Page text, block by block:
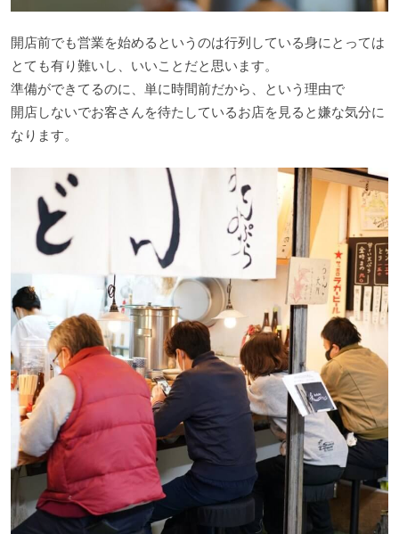
開店前でも営業を始めるというのは行列している身にとっては
とても有り難いし、いいことだと思います。
準備ができてるのに、単に時間前だから、という理由で
開店しないでお客さんを待たしているお店を見ると嫌な気分に
なります。